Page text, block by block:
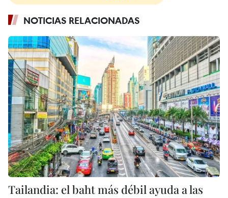
NOTICIAS RELACIONADAS
Tailandia: el baht más débil ayuda a las